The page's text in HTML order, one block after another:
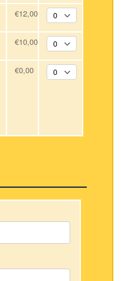
€12,00
€10,00
€0,00